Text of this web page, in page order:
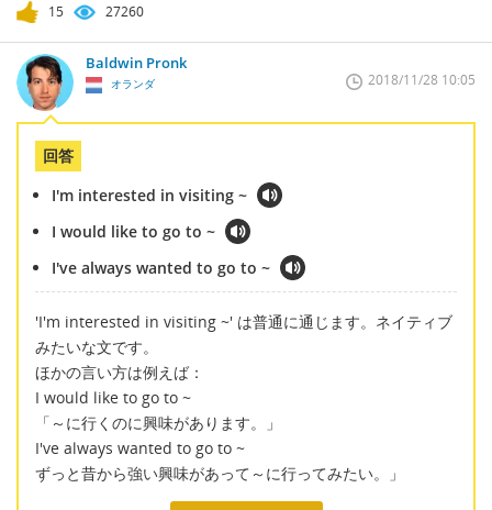
15 27260
Baldwin Pronk
オランダ 2018/11/28 10:05
回答
I'm interested in visiting ~
I would like to go to ~
I've always wanted to go to ~
'I'm interested in visiting ~' は普通に通じます。ネイティブ
みたいな文です。
ほかの言い方は例えば：
I would like to go to ~
「～に行くのに興味があります。」
I've always wanted to go to ~
ずっと昔から強い興味があって～に行ってみたい。」